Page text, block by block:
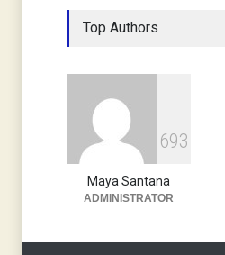
Top Authors
693
Maya Santana
ADMINISTRATOR